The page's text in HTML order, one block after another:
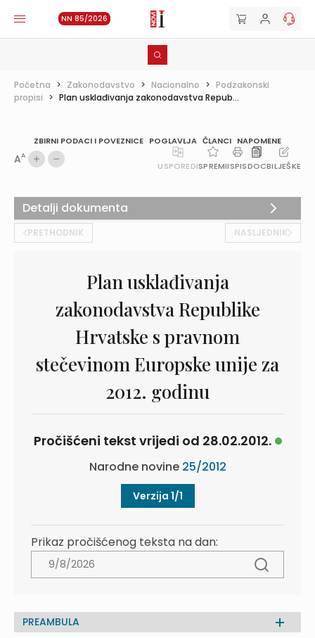
NN 85/2026
Početna > Zakonodavstvo > Nacionalno > Podzakonski
propisi > Plan usklađivanja zakonodavstva Repub...
ZBIRNI PODACI I POVEZNICE POGLAVLJA ČLANCI NAPOMENE
AA
USPOREDISPREMIISPISDOCBILJEŠKE
PRETHODNIK NASLJEDNIK
Plan usklađivanja
zakonodavstva Republike
Hrvatske s pravnom
stečevinom Europske unije za
2012. godinu
Pročišćeni tekst vrijedi od 28.02.2012.
Narodne novine 25/2012
Verzija 1/1
Prikaz pročišćenog teksta na dan:
PREAMBULA
Detalji dokumenta